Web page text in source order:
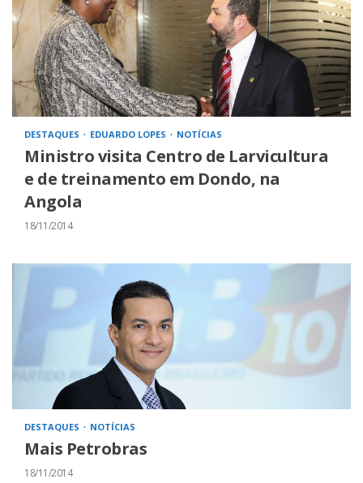
DESTAQUES EDUARDO LOPES NOTÍCIAS
Ministro visita Centro de Larvicultura
e de treinamento em Dondo, na
Angola
18/11/2014
DESTAQUES NOTÍCIAS
Mais Petrobras
18/11/2014